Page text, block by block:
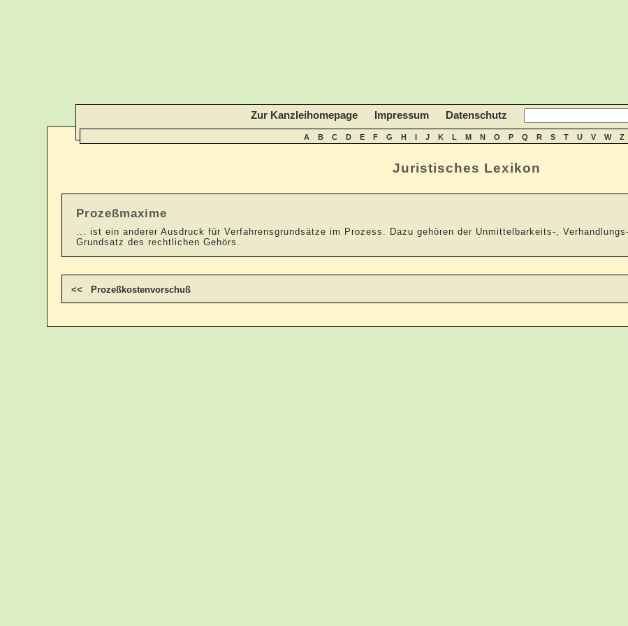
Juristisches Lexikon
Zur Kanzleihomepage Impressum Datenschutz
A B C D E F G H I J K L M N O P Q R S T U V W Z
Prozeßmaxime
... ist ein anderer Ausdruck für Verfahrensgrundsätze im Prozess. Dazu gehören der Unmittelbarkeits-,
Grundsatz des rechtlichen Gehörs.
<< Prozeßkostenvorschuß